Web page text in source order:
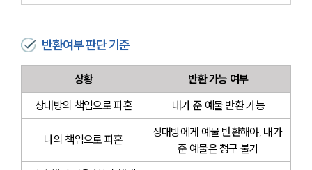
반환여부 판단 기준
상황
반환 가능 여부
상대방의 책임으로 파혼
내가 준 예물 반환 가능
나의 책임으로 파혼
상대방에게 예물 반환해야, 내가
준 예물은 청구 불가